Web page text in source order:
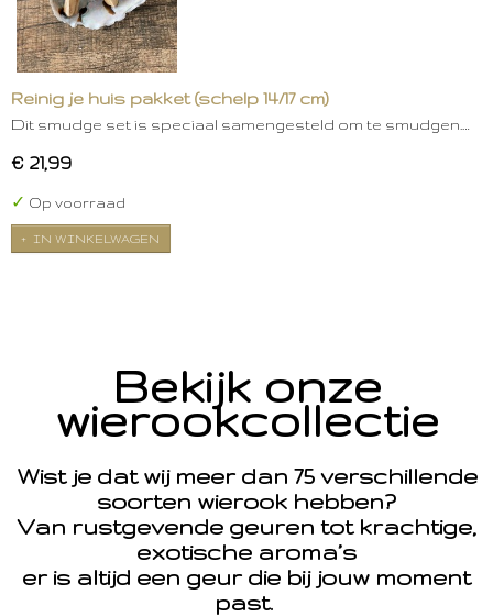
Reinig je huis pakket (schelp 14/17 cm)
Dit smudge set is speciaal samengesteld om te smudgen.…
€ 21,99
✓ Op voorraad
IN WINKELWAGEN
Bekijk onze
wierookcollectie
Wist je dat wij meer dan 75 verschillende
soorten wierook hebben?
Van rustgevende geuren tot krachtige,
exotische aroma’s
er is altijd een geur die bij jouw moment
past.